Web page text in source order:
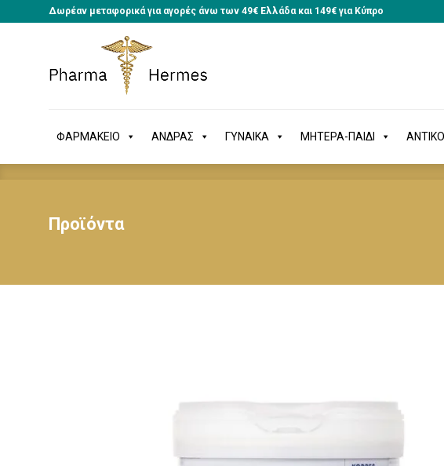
Δωρέαν μεταφορικά για αγορές άνω των 49€ Ελλάδα και 149€ για Κύπρο
ΦΑΡΜΑΚΕΙΟ ΑΝΔΡΑΣ ΓΥΝΑΙΚΑ ΜΗΤΕΡΑ-ΠΑΙΔΙ
ΦΑΡΜΑΚΕΙΟ ΑΝΔΡΑΣ ΓΥΝΑΙΚΑ ΜΗΤΕΡΑ-ΠΑΙΔΙ
Προϊόντα